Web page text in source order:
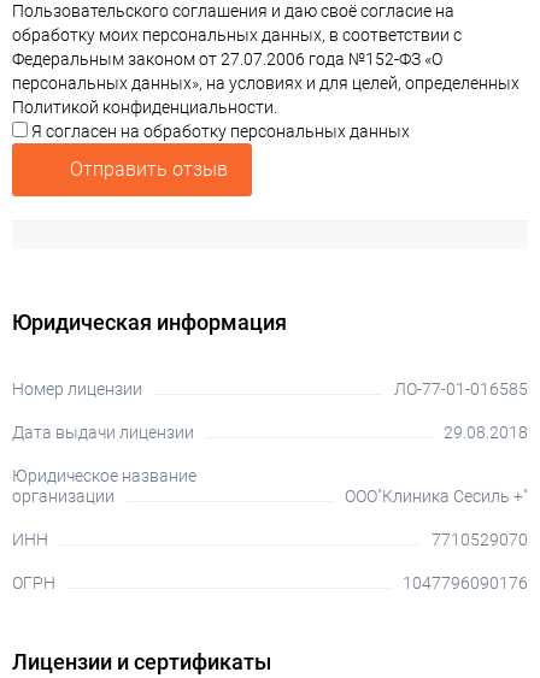
Пользовательского соглашения и даю своё согласие на
обработку моих персональных данных, в соответствии с
Федеральным законом от 27.07.2006 года №152-ФЗ «О
персональных данных», на условиях и для целей, определенных
Политикой конфиденциальности.
Я согласен на обработку персональных данных
Отправить отзыв
Юридическая информация
Номер лицензии ЛО-77-01-016585
Дата выдачи лицензии 29.08.2018
Юридическое название
организации
ООО"Клиника Сесиль +"
ИНН 7710529070
ОГРН 1047796090176
Лицензии и сертификаты